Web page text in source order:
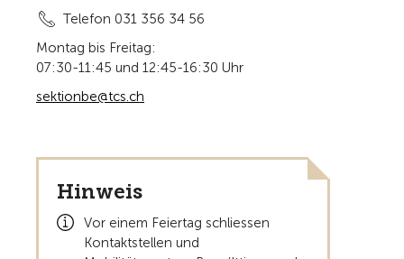
Telefon 031 356 34 56
Montag bis Freitag:
07:30-11:45 und 12:45-16:30 Uhr
sektionbe@tcs.ch
Hinweis
Vor einem Feiertag schliessen
Kontaktstellen und